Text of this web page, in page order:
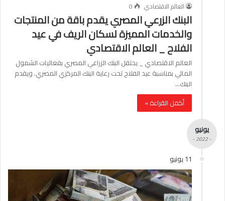
العالم الاقتصادي
0
البنك الزرعي المصري يقدم باقة من المنتجات
والخدمات المميزة لسكان الريف في عيد
الفلاح _ العالم الاقتصادي
العالم الاقتصادي _ يحتفل البنك الزراعي المصري بفعاليات الشمول
المالي بمناسبة عيد الفلاح تحت رعاية البنك المركزي المصري. ويقدم
البنك…
أكمل القراءة »
يونيو
- 2022 -
11 يونيو